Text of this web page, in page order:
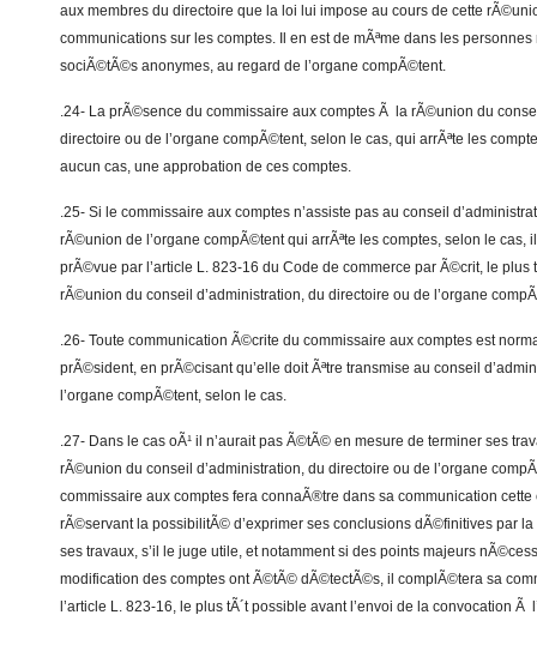
aux membres du directoire que la loi lui impose au cours de cette
communications sur les comptes. Il en est de mÃªme dans les
sociÃ©tÃ©s anonymes, au regard de l’organe compÃ©tent.
.24- La prÃ©sence du commissaire aux comptes Ã la rÃ©union du
directoire ou de l’organe compÃ©tent, selon le cas, qui arrÃªte les
aucun cas, une approbation de ces comptes.
.25- Si le commissaire aux comptes n’assiste pas au conseil
rÃ©union de l’organe compÃ©tent qui arrÃªte les comptes, selon le cas,
prÃ©vue par l’article L. 823-16 du Code de commerce par Ã©crit, le plus
rÃ©union du conseil d’administration, du directoire ou de l’organe
.26- Toute communication Ã©crite du commissaire aux comptes est
prÃ©sident, en prÃ©cisant qu’elle doit Ãªtre transmise au conseil
l’organe compÃ©tent, selon le cas.
.27- Dans le cas oÃ¹ il n’aurait pas Ã©tÃ© en mesure de terminer ses
rÃ©union du conseil d’administration, du directoire ou de l’organe
commissaire aux comptes fera connaÃ®tre dans sa communication cette
rÃ©servant la possibilitÃ© d’exprimer ses conclusions dÃ©finitives par la
ses travaux, s’il le juge utile, et notamment si des points majeurs
modification des comptes ont Ã©tÃ© dÃ©tectÃ©s, il complÃ©tera sa
l’article L. 823-16, le plus tÃ´t possible avant l’envoi de la convocation